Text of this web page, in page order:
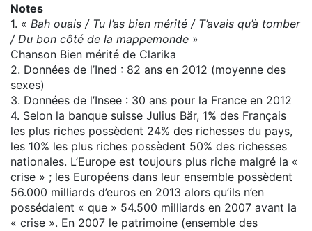
Notes
1. « Bah ouais / Tu l’as bien mérité / T’avais qu’à tomber
/ Du bon côté de la mappemonde »
Chanson Bien mérité de Clarika
2. Données de l’Ined : 82 ans en 2012 (moyenne des
sexes)
3. Données de l’Insee : 30 ans pour la France en 2012
4. Selon la banque suisse Julius Bär, 1% des Français
les plus riches possèdent 24% des richesses du pays,
les 10% les plus riches possèdent 50% des richesses
nationales. L’Europe est toujours plus riche malgré la «
crise » ; les Européens dans leur ensemble possèdent
56.000 milliards d’euros en 2013 alors qu’ils n’en
possédaient « que » 54.500 milliards en 2007 avant la
« crise ». En 2007 le patrimoine (ensemble des